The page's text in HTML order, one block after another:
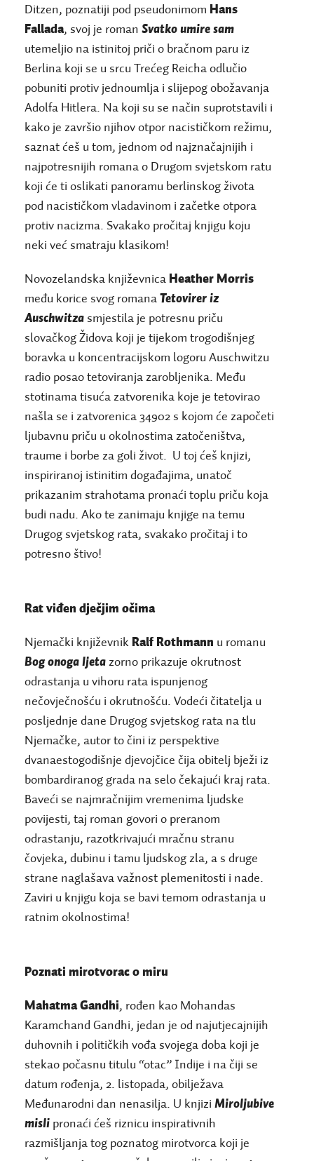
Ditzen, poznatiji pod pseudonimom Hans
Fallada, svoj je romanSvatko umire sam
utemeljio na istinitoj priči o bračnom paru iz
Berlina koji se u srcu Trećeg Reicha odlučio
pobuniti protiv jednoumlja i slijepog obožavanja
Adolfa Hitlera. Na koji su se način suprotstavili i
kako je završio njihov otpor nacističkom režimu,
saznat ćeš u tom, jednom od najznačajnijih i
najpotresnijih romana o Drugom svjetskom ratu
koji će ti oslikati panoramu berlinskog života
pod nacističkom vladavinom i začetke otpora
protiv nacizma. Svakako pročitaj knjigu koju
neki već smatraju klasikom!
Novozelandska književnica Heather Morris
među korice svog romanaTetovirer iz
Auschwitzasmjestila je potresnu priču
slovačkog Židova koji je tijekom trogodišnjeg
boravka u koncentracijskom logoru Auschwitzu
radio posao tetoviranja zarobljenika. Među
stotinama tisuća zatvorenika koje je tetovirao
našla se i zatvorenica 34902 s kojom će započeti
ljubavnu priču u okolnostima zatočeništva,
traume i borbe za goli život. U toj ćeš knjizi,
inspiriranoj istinitim događajima, unatoč
prikazanim strahotama pronaći toplu priču koja
budi nadu. Ako te zanimaju knjige na temu
Drugog svjetskog rata, svakako pročitaj i to
potresno štivo!
Rat viđen dječjim očima
Njemački književnik Ralf Rothmann u romanu
Bog onoga ljetazorno prikazuje okrutnost
odrastanja u vihoru rata ispunjenog
nečovječnošću i okrutnošću. Vodeći čitatelja u
posljednje dane Drugog svjetskog rata na tlu
Njemačke, autor to čini iz perspektive
dvanaestogodišnje djevojčice čija obitelj bježi iz
bombardiranog grada na selo čekajući kraj rata.
Baveći se najmračnijim vremenima ljudske
povijesti, taj roman govori o preranom
odrastanju, razotkrivajući mračnu stranu
čovjeka, dubinu i tamu ljudskog zla, a s druge
strane naglašava važnost plemenitosti i nade.
Zaviri u knjigu koja se bavi temom odrastanja u
ratnim okolnostima!
Poznati mirotvorac o miru
Mahatma Gandhi, rođen kao Mohandas
Karamchand Gandhi, jedan je od najutjecajnijih
duhovnih i političkih vođa svojega doba koji je
stekao počasnu titulu “otac” Indije i na čiji se
datum rođenja, 2. listopada, obilježava
Međunarodni dan nenasilja. U knjiziMiroljubive
misli pronaći ćeš riznicu inspirativnih
razmišljanja tog poznatog mirotvorca koji je